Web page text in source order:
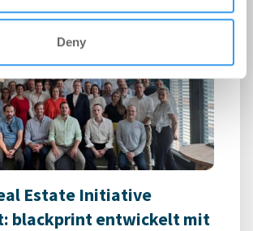
Deny
Estate Initiative
blackprint entwickelt mit